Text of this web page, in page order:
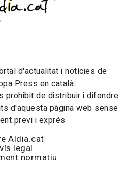
d'actualitat i notícies de
Press en català.
prohibit de distribuir i difondre
d'aquesta pàgina web sense
previ i exprés
Aldia.cat
legal
normatiu